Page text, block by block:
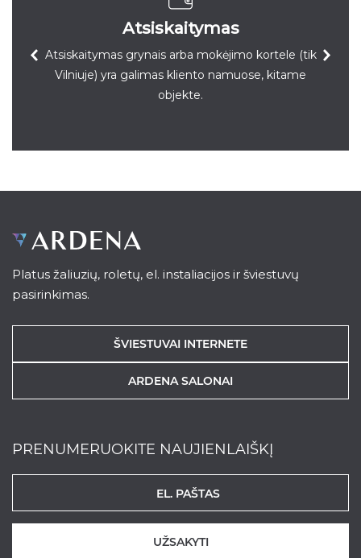
Atsiskaitymas
Atsiskaitymas grynais arba mokėjimo kortele (tik
Vilniuje) yra galimas kliento namuose, kitame
objekte.
Platus žaliuzių, roletų, el. instaliacijos ir šviestuvų
pasirinkimas.
ŠVIESTUVAI INTERNETE
ARDENA SALONAI
PRENUMERUOKITE NAUJIENLAIŠKĮ
UŽSAKYTI